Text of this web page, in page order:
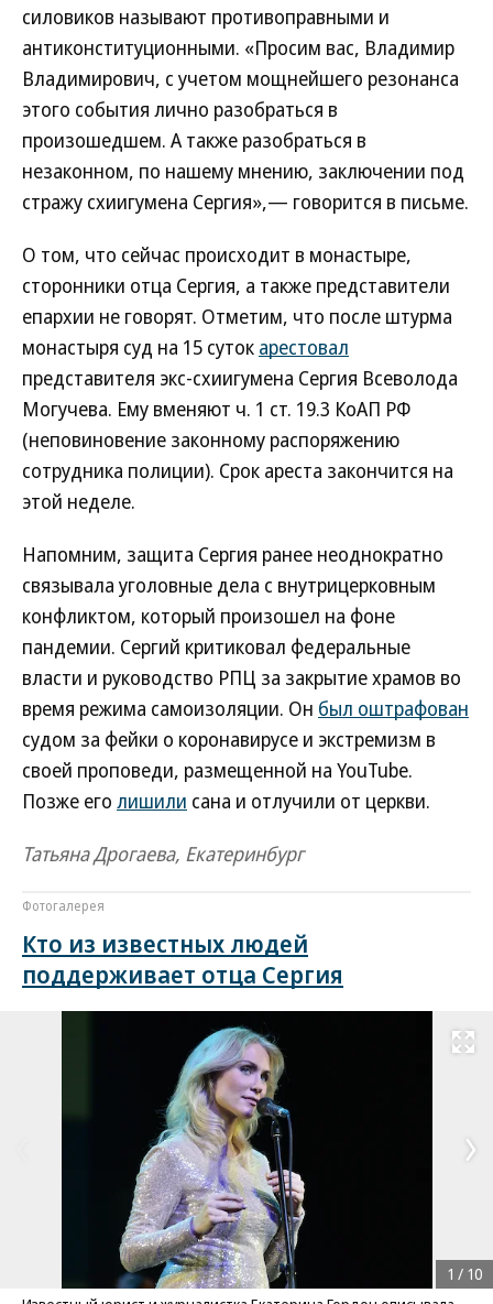
силовиков называют противоправными и
антиконституционными. «Просим вас, Владимир
Владимирович, с учетом мощнейшего резонанса
этого события лично разобраться в
произошедшем. А также разобраться в
незаконном, по нашему мнению, заключении под
стражу схиигумена Сергия»,— говорится в письме.
О том, что сейчас происходит в монастыре,
сторонники отца Сергия, а также представители
епархии не говорят. Отметим, что после штурма
монастыря суд на 15 суток арестовал
представителя экс-схиигумена Сергия Всеволода
Могучева. Ему вменяют ч. 1 ст. 19.3 КоАП РФ
(неповиновение законному распоряжению
сотрудника полиции). Срок ареста закончится на
этой неделе.
Напомним, защита Сергия ранее неоднократно
связывала уголовные дела с внутрицерковным
конфликтом, который произошел на фоне
пандемии. Сергий критиковал федеральные
власти и руководство РПЦ за закрытие храмов во
время режима самоизоляции. Он был оштрафован
судом за фейки о коронавирусе и экстремизм в
своей проповеди, размещенной на YouTube.
Позже его лишили сана и отлучили от церкви.
Татьяна Дрогаева, Екатеринбург
Фотогалерея
Кто из известных людей
поддерживает отца Сергия
Развернуть
1 / 10